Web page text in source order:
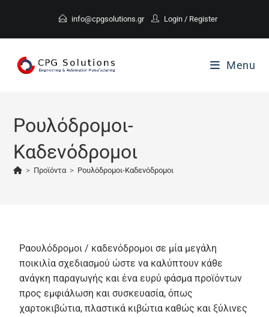
info@cpgsolutions.gr Login / Register
Menu
Ρουλόδρομοι-
Καδενόδρομοι
> Προϊόντα > Ρουλόδρομοι-Καδενόδρομοι
Ραουλόδρομοι / καδενόδρομοι σε μία μεγάλη
ποικιλία σχεδιασμού ώστε να καλύπτουν κάθε
ανάγκη παραγωγής και ένα ευρύ φάσμα προϊόντων
προς εμφιάλωση και συσκευασία, όπως
χαρτοκιβώτια, πλαστικά κιβώτια καθώς και ξύλινες